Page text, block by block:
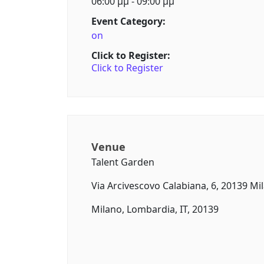
Event Category:
on
Click to Register:
Click to Register
Venue
Talent Garden
Via Arcivescovo Calabiana, 6, 20139
Milano, Lombardia, IT, 20139